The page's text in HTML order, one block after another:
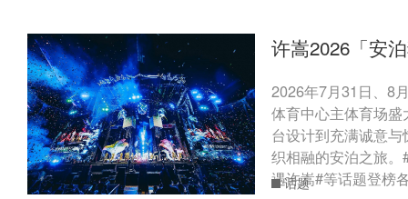
许嵩2026「安
2026年7月31日、8
体育中心主体育场
台设计到充满诚意
织相融的安泊之旅
遇许嵩#等话题登榜
话题